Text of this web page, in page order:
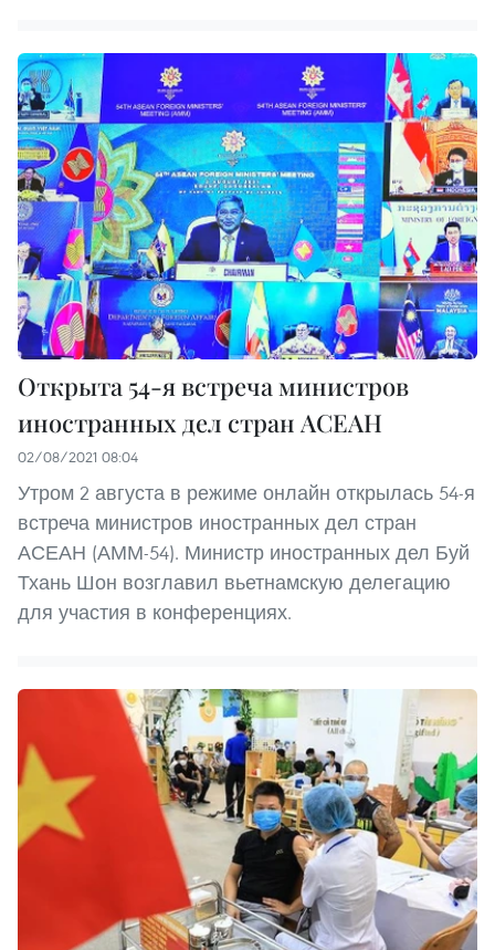
Открыта 54-я встреча министров
иностранных дел стран АСЕАН
02/08/2021 08:04
Утром 2 августа в режиме онлайн открылась 54-я
встреча министров иностранных дел стран
АСЕАН (АММ-54). Министр иностранных дел Буй
Тхань Шон возглавил вьетнамскую делегацию
для участия в конференциях.